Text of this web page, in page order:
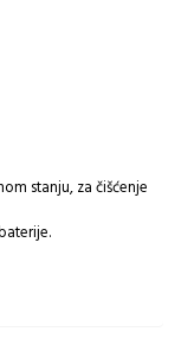
stanju, za čišćenje